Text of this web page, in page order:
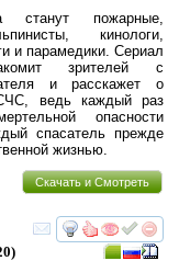
станут пожарные,
кинологи,
и парамедики. Сериал
зрителей с
и расскажет о
ведь каждый раз
опасности
спасатель прежде
жизнью.
Скачать и Смотреть
смотреть